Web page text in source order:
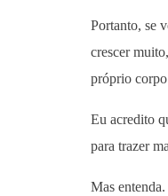
Portanto, se
crescer
próprio corpo
Eu acredito
para trazer
Mas